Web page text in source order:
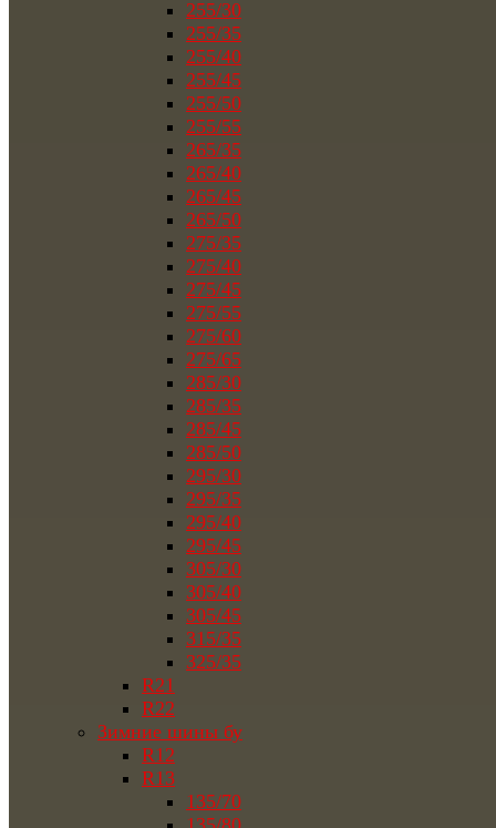
255/30
255/35
255/40
255/45
255/50
255/55
265/35
265/40
265/45
265/50
275/35
275/40
275/45
275/55
275/60
275/65
285/30
285/35
285/45
285/50
295/30
295/35
295/40
295/45
305/30
305/40
305/45
315/35
325/35
R21
R22
Зимние шины бу
R12
R13
135/70